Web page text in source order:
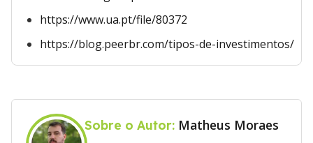
https://www.ua.pt/file/80372
https://blog.peerbr.com/tipos-de-investimentos/
Sobre o Autor: Matheus Moraes